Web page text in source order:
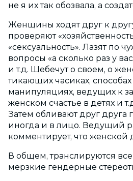
не я их так обозвала, а
Женщины ходят друг к
проверяют
«сексуальность». Лазят по
вопросы «а сколько раз у
и т.д. Щебечут о своем, о
тикающих часиках,
манипуляциях, ведущих к
женском счастье в детях и
Затем обливают друг друга
иногда и в лицо. Ведущий
комментирует, что женской
В общем, транслируются
мерзкие гендерные